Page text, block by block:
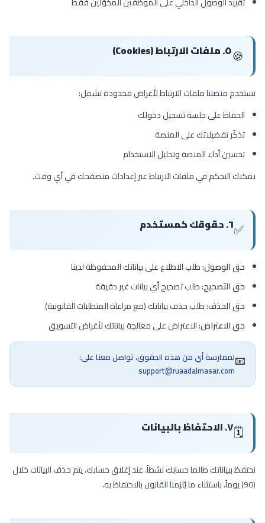
🍪٥. ملفات الارتباط (Cookies)
تستخدم منصتنا ملفات الارتباط لأغراض محدودة تشمل:
الحفاظ على جلسة تسجيل دخولك
تذكّر تفضيلاتك على المنصة
تحسين أداء المنصة وتحليل الاستخدام
يمكنك التحكم في ملفات الارتباط عبر إعدادات متصفحك في أي وقت.
✅٦. حقوقك كمستخدم
حق الوصول:طلب الاطلاع على بياناتك المحفوظة لدينا
حق التصحيح:طلب تصحيح أي بيانات غير دقيقة
حق الحذف:طلب حذف بياناتك (مع مراعاة المتطلبات القانونية)
حق الاعتراض:الاعتراض على معالجة بياناتك لأغراض التسويق
📧لممارسة أي من هذه الحقوق، تواصل معنا على:
support@ruaadalmasar.com
🗓️٧. الاحتفاظ بالبيانات
نحتفظ ببياناتك طالما حسابك نشطاً. عند إغلاق حسابك، يتم حذف البيانات خلال
(90) يوماً، باستثناء ما يُلزمنا القانون بالاحتفاظ به.